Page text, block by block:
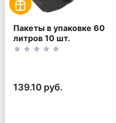
Пакеты в упаковке 60
литров 10 шт.
(10шт*5рул)
139.10 руб.